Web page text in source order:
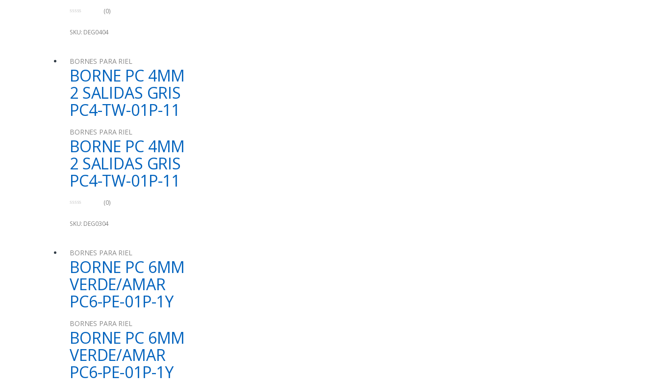
u
t
(0)
SKU: DEG0404
BORNES PARA RIEL
BORNE PC 4MM
2 SALIDAS GRIS
PC4-TW-01P-11
BORNES PARA RIEL
BORNE PC 4MM
2 SALIDAS GRIS
PC4-TW-01P-11
u
t
(0)
SKU: DEG0304
BORNES PARA RIEL
BORNE PC 6MM
VERDE/AMAR
PC6-PE-01P-1Y
BORNES PARA RIEL
BORNE PC 6MM
VERDE/AMAR
PC6-PE-01P-1Y